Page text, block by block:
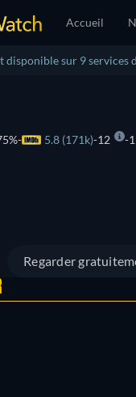
Accueil
disponible sur 9 services
5.8 (171k) 12
Regarder